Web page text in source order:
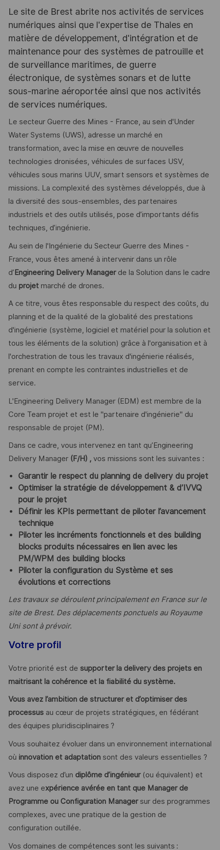
Le site de Brest abrite nos activités de services
numériques ainsi que l'expertise de Thales en
matière de développement, d'intégration et de
maintenance pour des systèmes de patrouille et
de surveillance maritimes, de guerre
électronique, de systèmes sonars et de lutte
sous-marine aéroportée ainsi que nos activités
de services numériques.
Le secteur Guerre des Mines - France, au sein d'Under
Water Systems (UWS), adresse un marché en
transformation, avec la mise en œuvre de nouvelles
technologies dronisées, véhicules de surfaces USV,
véhicules sous marins UUV, smart sensors et systèmes de
missions. La complexité des systèmes développés, due à
la diversité des sous-ensembles, des partenaires
industriels et des outils utilisés, pose d’importants défis
techniques, d’ingénierie.
Au sein de l'Ingénierie du Secteur Guerre des Mines -
France, vous êtes amené à intervenir dans un rôle
d’Engineering Delivery Manager de la Solution dans le cadre
du projetmarché de drones.
A ce titre, vous êtes responsable du respect des coûts, du
planning et de la qualité de la globalité des prestations
d'ingénierie (système, logiciel et matériel pour la solution et
tous les éléments de la solution) grâce à l'organisation et à
l'orchestration de tous les travaux d'ingénierie réalisés,
prenant en compte les contraintes industrielles et de
service.
L'Engineering Delivery Manager (EDM) est membre de la
Core Team projet et est le "partenaire d'ingénierie" du
responsable de projet (PM).
Dans ce cadre, vous intervenez en tant qu’Engineering
Delivery Manager (F/H) , vos missions sont les suivantes :
Garantir le respect du planning de delivery du projet
Optimiser la stratégie de développement & d’IVVQ
pour le projet
Définir les KPIs permettant de piloter l’avancement
technique
Piloter les incréments fonctionnels et des building
blocks produits nécessaires en lien avec les
PM/WPM des building blocks
Piloter la configuration du Système et ses
évolutions et corrections
Les travaux se déroulent principalement en France sur le
site de Brest. Des déplacements ponctuels au Royaume
Uni sont à prévoir.
Votre profil
Votre priorité est de supporter la delivery des projets en
maitrisant la cohérence et la fiabilité du système.
Vous avez l’ambition de structurer et d’optimiser des
processusau cœur de projets stratégiques, en fédérant
des équipes pluridisciplinaires ?
Vous souhaitez évoluer dans un environnement international
où innovation et adaptationsont des valeurs essentielles ?
Vous disposez d’un diplôme d’ingénieur(ou équivalent) et
avez une expérience avérée en tant que Manager de
Programme ou Configuration Managersur des programmes
complexes, avec une pratique de la gestion de
configuration outillée.
Vos domaines de compétences sont les suivants :